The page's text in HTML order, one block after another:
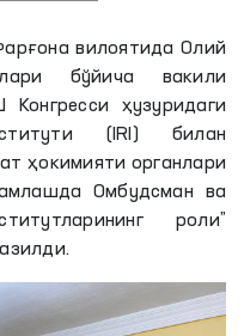
вилоятида Олий
бўйича вакили
ҳузуридаги
(IRI) билан
ҳокимияти органлари
Омбудсман ва
роли”